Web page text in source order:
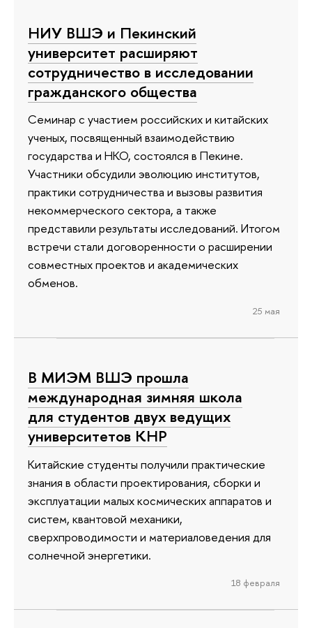
НИУ ВШЭ и Пекинский
университет расширяют
сотрудничество в исследовании
гражданского общества
Семинар с участием российских и китайских
ученых, посвященный взаимодействию
государства и НКО, состоялся в Пекине.
Участники обсудили эволюцию институтов,
практики сотрудничества и вызовы развития
некоммерческого сектора, а также
представили результаты исследований. Итогом
встречи стали договоренности о расширении
совместных проектов и академических
обменов.
25 мая
В МИЭМ ВШЭ прошла
международная зимняя школа
для студентов двух ведущих
университетов КНР
Китайские студенты получили практические
знания в области проектирования, сборки и
эксплуатации малых космических аппаратов и
систем, квантовой механики,
сверхпроводимости и материаловедения для
солнечной энергетики.
18 февраля